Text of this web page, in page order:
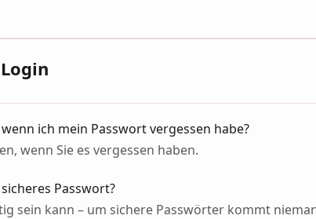
ich mein Passwort vergessen habe?
wenn Sie es vergessen haben.
Passwort?
sein kann – um sichere Passwörter kommt